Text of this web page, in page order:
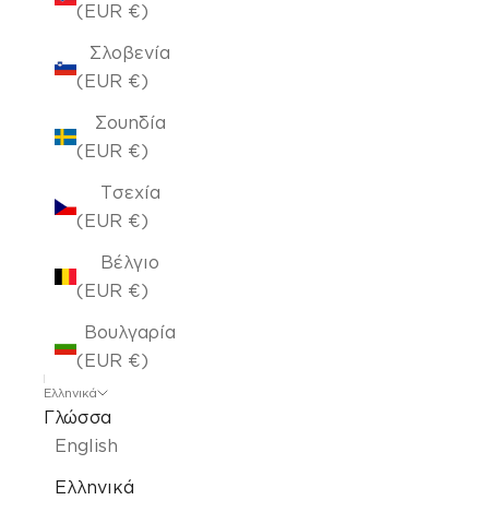
(EUR €)
Σλοβενία
(EUR €)
Σουηδία
(EUR €)
Τσεχία
(EUR €)
Βέλγιο
(EUR €)
Βουλγαρία
(EUR €)
Ελληνικά
Γλώσσα
English
Ελληνικά